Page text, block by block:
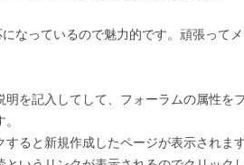
なっているので魅力的です。頑張って
を記入してして、フォーラムの属性を
ると新規作成したページが表示されます